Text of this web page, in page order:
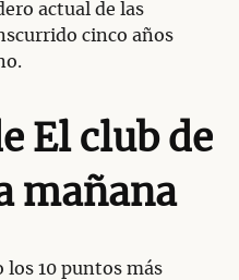
actual de las
cinco años
El club de
mañana
los 10 puntos más